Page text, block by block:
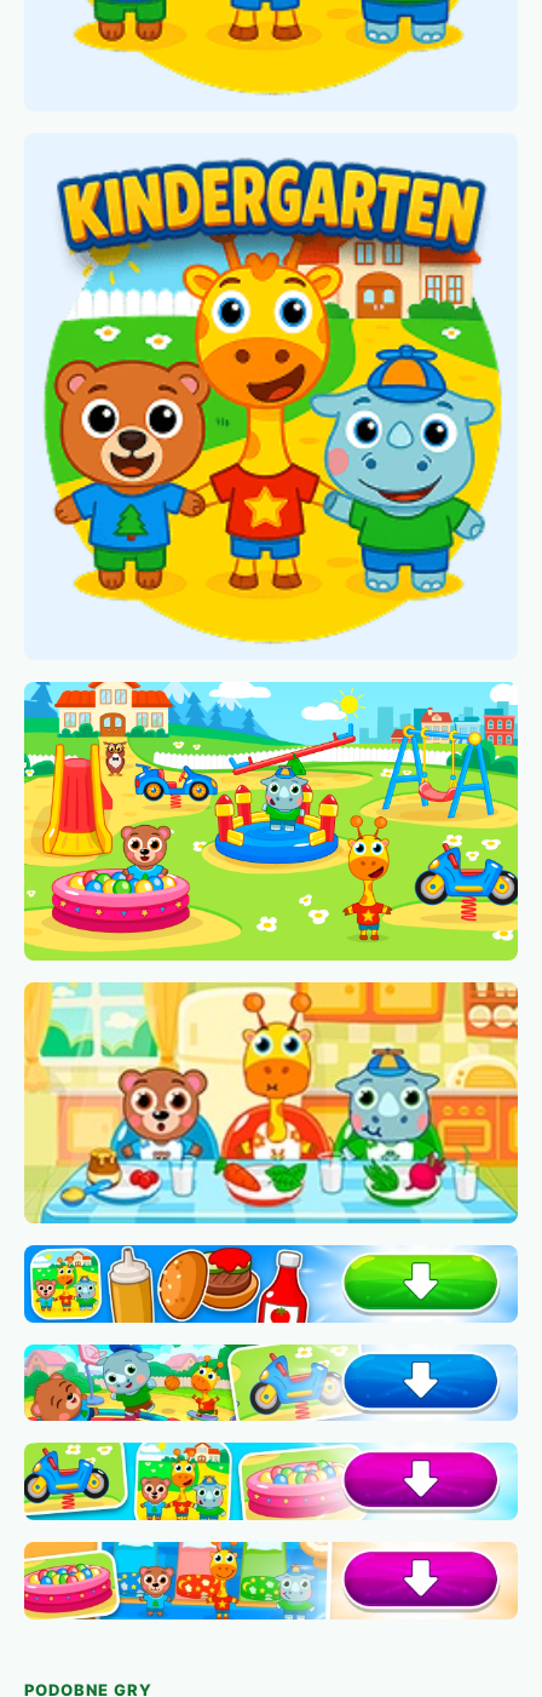
PODOBNE GRY